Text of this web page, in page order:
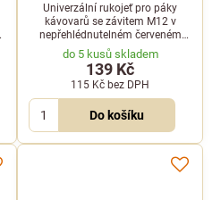
Univerzální rukojeť pro páky
kávovarů se závitem M12 v
nepřehlédnutelném červeném
provedení. Odolný materiál a
ergonomický tvar pro každodenní
pohodlné používání.
do 5 kusů skladem
139 Kč
115 Kč bez DPH
Do košíku